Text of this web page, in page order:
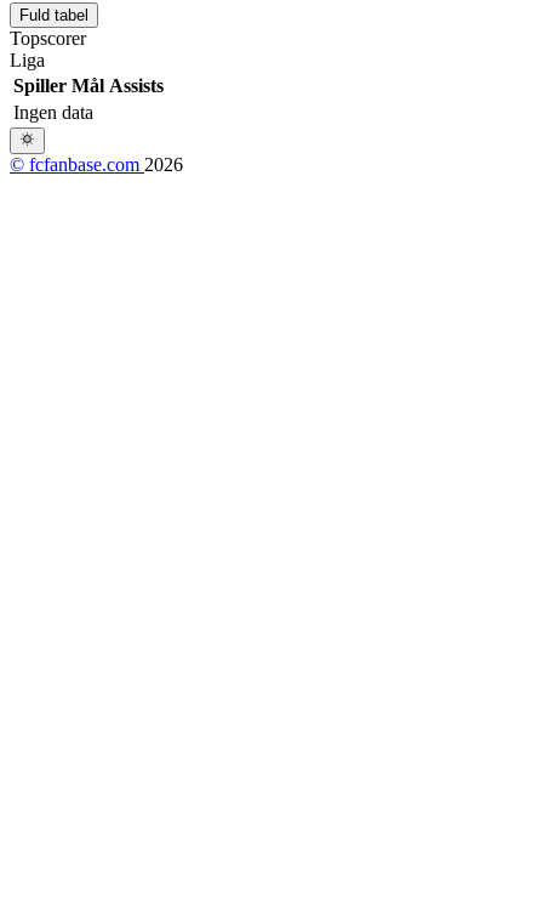
Fuld tabel
Topscorer
Liga
Spiller Mål Assists
Ingen data
© fcfanbase.com 2026